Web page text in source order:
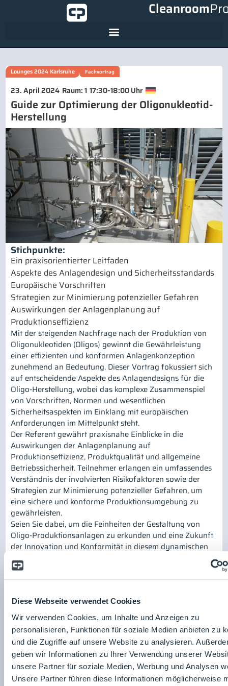
Diese Webseite verwendet Cookies
Wir verwenden Cookies, um Inhalte und Anzeigen zu
personalisieren, Funktionen für soziale Medien anbieten zu
und die Zugriffe auf unsere Website zu analysieren.
geben wir Informationen zu Ihrer Verwendung unserer
unsere Partner für soziale Medien, Werbung und Analysen
Unsere Partner führen diese Informationen möglicherweise
Cleanroom
Lounges 2024 Karlsruhe Fachvortrag
23. April 2024 Raum: 1 17:30-18:00 Uhr
Guide zur Optimierung der Oligonukleotid-
Herstellung
Stichpunkte:
Ein praxisorientierter Leitfaden
Aspekte des Anlagendesign und Sicherheitsstandards
Europäische Vorschriften
Strategien zur Minimierung potenzieller Gefahren
Auswirkungen der Anlagenplanung auf
Produktionseffizienz
Mit der steigenden Nachfrage nach der Produktion von
Oligonukleotiden (Oligos) gewinnt die Gewährleistung
einer effizienten und konformen Anlagenkonzeption
zunehmend an Bedeutung. Dieser Vortrag fokussiert sich
auf entscheidende Aspekte des Anlagendesigns für die
Oligo-Herstellung, wobei das komplexe Zusammenspiel
von Vorschriften, Normen und wesentlichen
Sicherheitsaspekten im Einklang mit europäischen
Anforderungen im Mittelpunkt steht.
Der Referent gewährt praxisnahe Einblicke in die
Auswirkungen der Anlagenplanung auf
Produktionseffizienz, Produktqualität und allgemeine
Betriebssicherheit. Teilnehmer erlangen ein umfassendes
Verständnis der involvierten Risikofaktoren sowie der
Strategien zur Minimierung potenzieller Gefahren, um
eine sichere und konforme Produktionsumgebung zu
gewährleisten.
Seien Sie dabei, um die Feinheiten der Gestaltung von
Oligo-Produktionsanlagen zu erkunden und eine Zukunft
der Innovation und Konformität in diesem dynamischen
Umfeld zu erleben.
Maximilian Kappler
CRB Germany GmbH
Zum Unternehmensprofil